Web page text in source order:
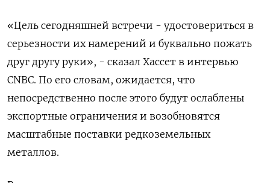
«Цель сегодняшней встречи - удостовериться в
серьезности их намерений и буквально пожать
друг другу руки», - сказал Хассет в интервью
CNBC. По его словам, ожидается, что
непосредственно после этого будут ослаблены
экспортные ограничения и возобновятся
масштабные поставки редкоземельных
металлов.